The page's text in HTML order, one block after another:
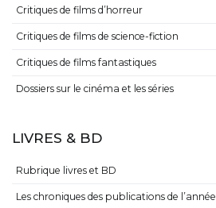
Critiques de films d’horreur
Critiques de films de science-fiction
Critiques de films fantastiques
Dossiers sur le cinéma et les séries
LIVRES & BD
Rubrique livres et BD
Les chroniques des publications de l’année